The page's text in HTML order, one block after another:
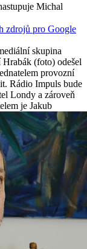
Michal
zdrojů pro Google
skupina
(foto) odešel
provozní
Rádio Impuls bude
Londy a zároveň
je Jakub